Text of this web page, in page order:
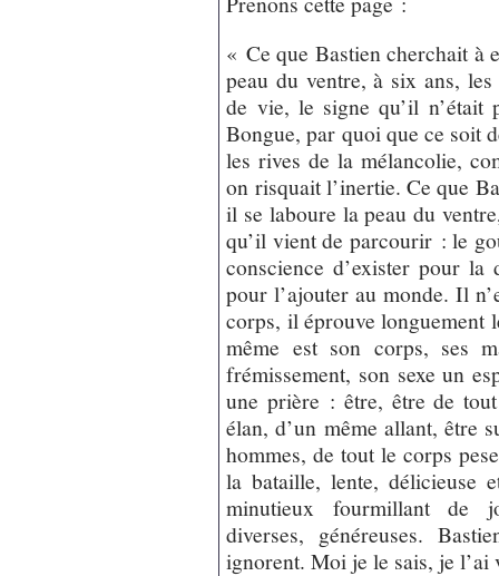
« Ce que Bastien cherchait à
peau du ventre, à six ans,
de vie, le signe qu’il n’était
Bongue, par quoi que ce soit
les rives de la mélancolie,
on risquait l’inertie. Ce que
il se laboure la peau du
qu’il vient de parcourir : le
conscience d’exister pour
pour l’ajouter au monde. Il
corps, il éprouve longuement
même est son corps, ses
frémissement, son sexe un
une prière : être, être de
élan, d’un même allant, être
hommes, de tout le corps
la bataille, lente, délicieuse
minutieux fourmillant de
diverses, généreuses.
ignorent. Moi je le sais, je l’ai